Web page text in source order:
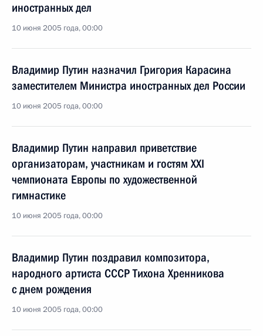
иностранных дел
10 июня 2005 года, 00:00
Владимир Путин назначил Григория Карасина
заместителем Министра иностранных дел России
10 июня 2005 года, 00:00
Владимир Путин направил приветствие
организаторам, участникам и гостям XXI
чемпионата Европы по художественной
гимнастике
10 июня 2005 года, 00:00
Владимир Путин поздравил композитора,
народного артиста СССР Тихона Хренникова
с днем рождения
10 июня 2005 года, 00:00